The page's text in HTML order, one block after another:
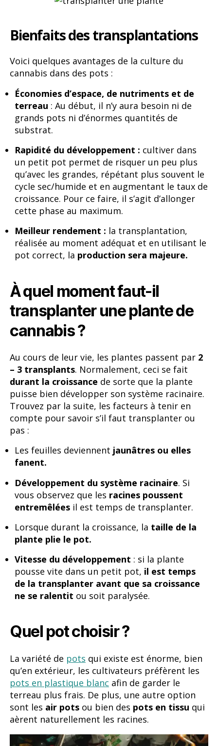
Bienfaits des transplantations
Voici quelques avantages de la culture du
cannabis dans des pots :
Économies d’espace, de nutriments et de
terreau : Au début, il n’y aura besoin ni de
grands pots ni d’énormes quantités de
substrat.
Rapidité du développement : cultiver dans
un petit pot permet de risquer un peu plus
qu’avec les grandes, répétant plus souvent le
cycle sec/humide et en augmentant le taux de
croissance. Pour ce faire, il s’agit d’allonger
cette phase au maximum.
Meilleur rendement : la transplantation,
réalisée au moment adéquat et en utilisant le
pot correct, la production sera majeure.
À quel moment faut-il
transplanter une plante de
cannabis ?
Au cours de leur vie, les plantes passent par 2
– 3 transplants. Normalement, ceci se fait
durant la croissance de sorte que la plante
puisse bien développer son système racinaire.
Trouvez par la suite, les facteurs à tenir en
compte pour savoir s’il faut transplanter ou
pas :
Les feuilles deviennent jaunâtres ou elles
fanent.
Développement du système racinaire. Si
vous observez que les racines poussent
entremêlées il est temps de transplanter.
Lorsque durant la croissance, la taille de la
plante plie le pot.
Vitesse du développement : si la plante
pousse vite dans un petit pot, il est temps
de la transplanter avant que sa croissance
ne se ralentit ou soit paralysée.
Quel pot choisir ?
La variété de pots qui existe est énorme, bien
qu’en extérieur, les cultivateurs préfèrent les
pots en plastique blanc afin de garder le
terreau plus frais. De plus, une autre option
sont les air pots ou bien des pots en tissu qui
aèrent naturellement les racines.